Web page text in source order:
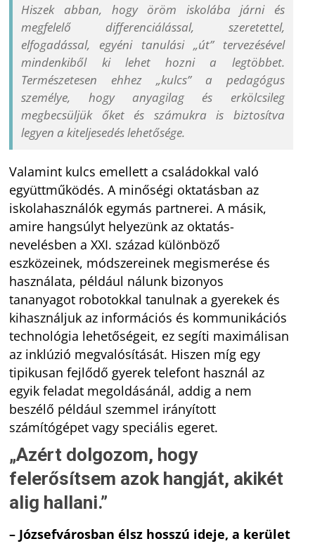
Hiszek abban, hogy öröm iskolába járni és
megfelelő differenciálással, szeretettel,
elfogadással, egyéni tanulási „út” tervezésével
mindenkiből ki lehet hozni a legtöbbet.
Természetesen ehhez „kulcs” a pedagógus
személye, hogy anyagilag és erkölcsileg
megbecsüljük őket és számukra is biztosítva
legyen a kiteljesedés lehetősége.
Valamint kulcs emellett a családokkal való
együttműködés. A minőségi oktatásban az
iskolahasználók egymás partnerei. A másik,
amire hangsúlyt helyezünk az oktatás-
nevelésben a XXI. század különböző
eszközeinek, módszereinek megismerése és
használata, például nálunk bizonyos
tananyagot robotokkal tanulnak a gyerekek és
kihasználjuk az információs és kommunikációs
technológia lehetőségeit, ez segíti maximálisan
az inklúzió megvalósítását. Hiszen míg egy
tipikusan fejlődő gyerek telefont használ az
egyik feladat megoldásánál, addig a nem
beszélő például szemmel irányított
számítógépet vagy speciális egeret.
„Azért dolgozom, hogy
felerősítsem azok hangját, akikét
alig hallani.”
– Józsefvárosban élsz hosszú ideje, a kerület